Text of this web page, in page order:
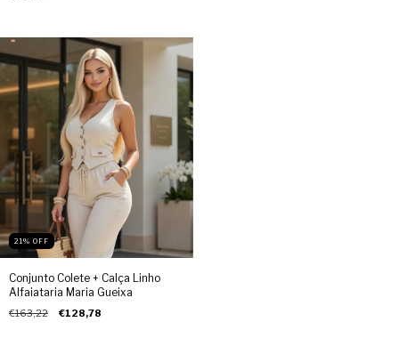
21% OFF
Conjunto Colete + Calça Linho
Alfaiataria Maria Gueixa
€163,22 €128,78